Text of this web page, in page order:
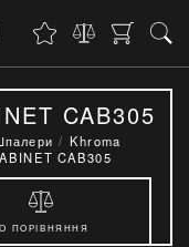
CAB305
Khroma
CAB305
ПОРІВНЯННЯ